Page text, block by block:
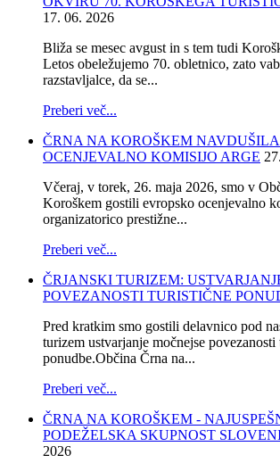
17. 06. 2026
Bliža se mesec avgust in s tem tudi
Letos obeležujemo 70. obletnico, zato
razstavljalce, da se...
Preberi več...
ČRNA NA KOROŠKEM
OCENJEVALNO KOMISIJO ARGE
Včeraj, v torek, 26. maja 2026, smo v
Koroškem gostili evropsko ocenjevalno
organizatorico prestižne...
Preberi več...
ČRJANSKI TURIZEM:
POVEZANOSTI TURISTIČNE
Pred kratkim smo gostili delavnico pod
turizem ustvarjanje močnejse povezanosti
ponudbe.Občina Črna na...
Preberi več...
ČRNA NA KOROŠKEM -
PODEŽELSKA SKUPNOST
2026